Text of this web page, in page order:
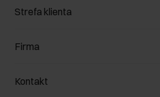
Zarządzaj cookies
Formy płatności
Jak dokonać zwrotu?
Strefa klienta
Klub Klienta
Zwróć produkty
Firma
O nas
Kontakt